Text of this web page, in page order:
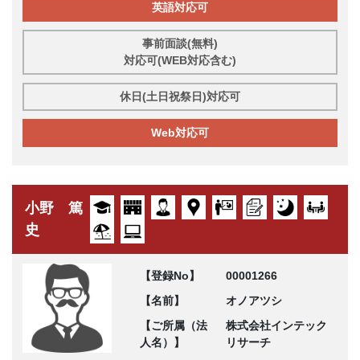
英語対応可
事前面談(無料)
対応可(WEB対応含む)
休日(土日祝祭日)対応可
Web対応可
小野 篤
史
【登録No】
00001266
【名前】
オノアツシ
【ご所属（法
人名）】
株式会社インテック
リサーチ